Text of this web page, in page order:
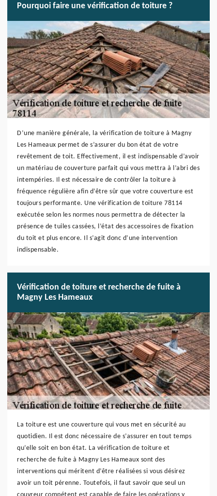
Pourquoi faire une vérification de toiture ?
D’une manière générale, la vérification de toiture à Magny
Les Hameaux permet de s’assurer du bon état de votre
revêtement de toit. Effectivement, il est indispensable d’avoir
un matériau de couverture parfait qui vous mettra à l’abri des
intempéries. Il est nécessaire de contrôler la toiture à
fréquence régulière afin d’être sûr que votre couverture est
toujours performante. Une vérification de toiture 78114
exécutée selon les normes nous permettra de détecter la
présence de tuiles cassées, l’état des accessoires de fixation
du toit et plus encore. Il s’agit donc d’une intervention
indispensable.
Vérification de toiture et recherche de fuite à
Magny Les Hameaux
La toiture est une couverture qui vous met en sécurité au
quotidien. Il est donc nécessaire de s’assurer en tout temps
qu’elle soit en bon état. La vérification de toiture et
recherche de fuite à Magny Les Hameaux sont des
interventions qui méritent d’être réalisées si vous désirez
avoir un toit pérenne. Toutefois, il faut savoir que seul un